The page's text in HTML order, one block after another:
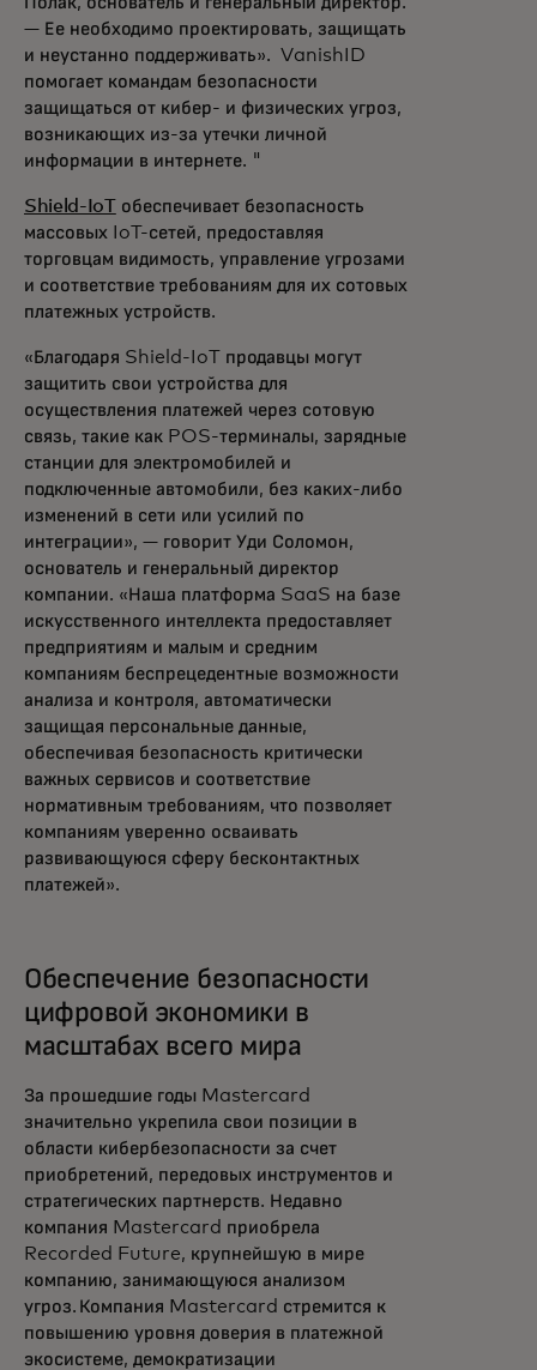
— Ее необходимо проектировать, защищать
и неустанно поддерживать». VanishID
помогает командам безопасности
защищаться от кибер- и физических угроз,
возникающих из-за утечки личной
информации в интернете. "
Shield-IoTобеспечивает безопасность
массовых IoT-сетей, предоставляя
торговцам видимость, управление угрозами
и соответствие требованиям для их сотовых
платежных устройств.
«Благодаря Shield-IoT продавцы могут
защитить свои устройства для
осуществления платежей через сотовую
связь, такие как POS-терминалы, зарядные
станции для электромобилей и
подключенные автомобили, без каких-либо
изменений в сети или усилий по
интеграции», — говорит Уди Соломон,
основатель и генеральный директор
компании. «Наша платформа SaaS на базе
искусственного интеллекта предоставляет
предприятиям и малым и средним
компаниям беспрецедентные возможности
анализа и контроля, автоматически
защищая персональные данные,
обеспечивая безопасность критически
важных сервисов и соответствие
нормативным требованиям, что позволяет
компаниям уверенно осваивать
развивающуюся сферу бесконтактных
платежей».
Обеспечение безопасности
цифровой экономики в
масштабах всего мира
За прошедшие годы Mastercard
значительно укрепила свои позиции в
области кибербезопасности за счет
приобретений, передовых инструментов и
стратегических партнерств. Недавно
компания Mastercard приобрела
Recorded Future, крупнейшую в мире
компанию, занимающуюся анализом
угроз. Компания Mastercard стремится к
повышению уровня доверия в платежной
экосистеме, демократизации